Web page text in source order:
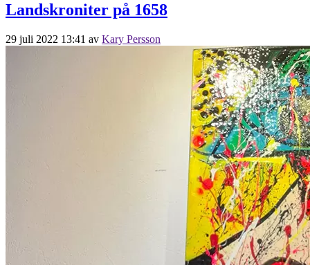
Landskroniter på 1658
29 juli 2022 13:41 av Kary Persson